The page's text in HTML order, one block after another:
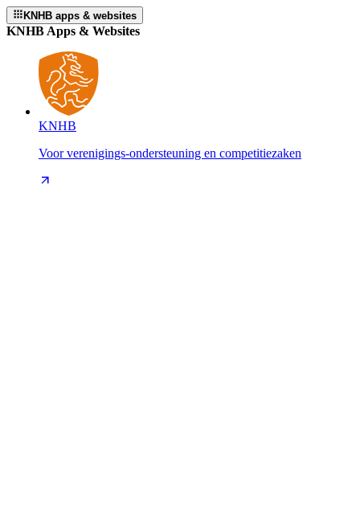
KNHB apps & websites
KNHB Apps & Websites
KNHB
Voor verenigings-ondersteuning en competitiezaken